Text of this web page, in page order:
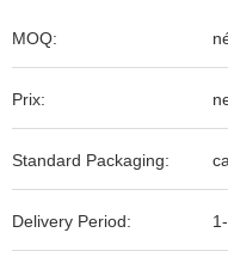
MOQ:
Prix:
Standard Packaging:
Delivery Period: